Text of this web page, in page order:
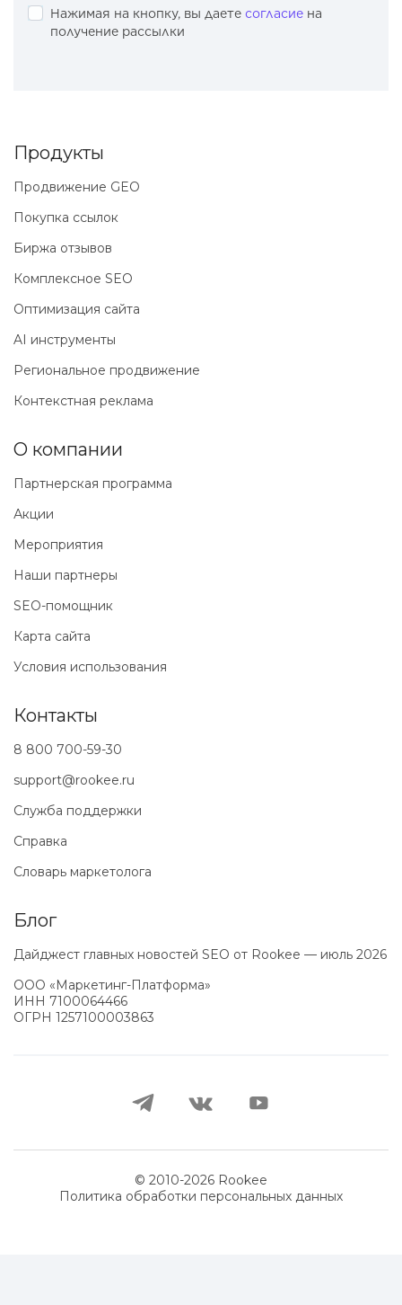
Нажимая на кнопку, вы даете согласие на
получение рассылки
Блог
Дайджест главных новостей SEO от Rookee — июль 2026
ООО «Маркетинг-Платформа»
ИНН 7100064466
ОГРН 1257100003863
Продукты
Продвижение GEO
Покупка ссылок
Биржа отзывов
Комплексное SEO
Оптимизация сайта
AI инструменты
Региональное продвижение
Контекстная реклама
О компании
Партнерская программа
Акции
Мероприятия
Наши партнеры
SEO-помощник
Карта сайта
Условия использования
Контакты
8 800 700-59-30
support@rookee.ru
Служба поддержки
Справка
Словарь маркетолога
© 2010-2026 Rookee
Политика обработки персональных данных